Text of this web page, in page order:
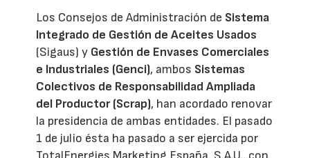
Los Consejos de Administración de Sistema
Integrado de Gestión de Aceites Usados
(Sigaus) y Gestión de Envases Comerciales
e Industriales (Genci), ambos Sistemas
Colectivos de Responsabilidad Ampliada
del Productor (Scrap), han acordado renovar
la presidencia de ambas entidades. El pasado
1 de julio ésta ha pasado a ser ejercida por